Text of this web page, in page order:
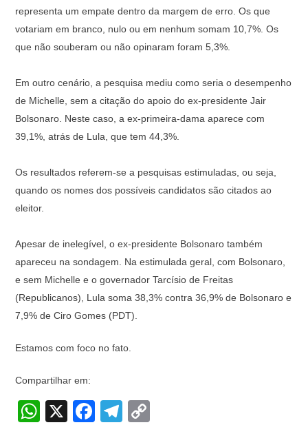
representa um empate dentro da margem de erro. Os que
votariam em branco, nulo ou em nenhum somam 10,7%. Os
que não souberam ou não opinaram foram 5,3%.
Em outro cenário, a pesquisa mediu como seria o desempenho
de Michelle, sem a citação do apoio do ex-presidente Jair
Bolsonaro. Neste caso, a ex-primeira-dama aparece com
39,1%, atrás de Lula, que tem 44,3%.
Os resultados referem-se a pesquisas estimuladas, ou seja,
quando os nomes dos possíveis candidatos são citados ao
eleitor.
Apesar de inelegível, o ex-presidente Bolsonaro também
apareceu na sondagem. Na estimulada geral, com Bolsonaro,
e sem Michelle e o governador Tarcísio de Freitas
(Republicanos), Lula soma 38,3% contra 36,9% de Bolsonaro e
7,9% de Ciro Gomes (PDT).
Estamos com foco no fato.
Compartilhar em:
W
X
F
T